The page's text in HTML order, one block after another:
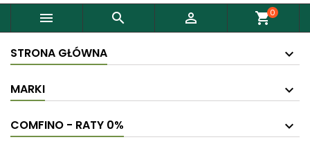
   shopping_cart0
STRONA GŁÓWNA
MARKI
COMFINO - RATY 0%